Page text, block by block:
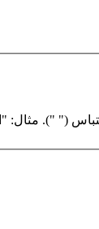
(" "). مثال: